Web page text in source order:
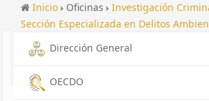
Inicio Oficinas
Investigación
Sección Especializada en Delitos
Bienestar Animal
Rendición de cuentas hacia las
Rendición de cuentas hacia la
Dirección General
OECDO